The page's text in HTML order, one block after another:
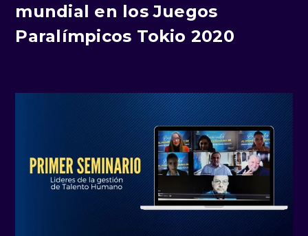
mundial en los Juegos
Paralímpicos Tokio 2020